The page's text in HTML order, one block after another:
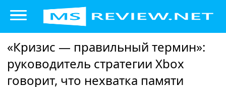
«Кризис — правильный термин»:
руководитель стратегии Xbox
говорит, что нехватка памяти